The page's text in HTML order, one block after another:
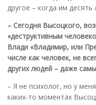
другое – когда им десять
– Сегодня Высоцкого,
«деструктивным
Влади «Владимир, или
числе как человек, не
других людей – даже
– Я не психолог, но у
каких-то моментах